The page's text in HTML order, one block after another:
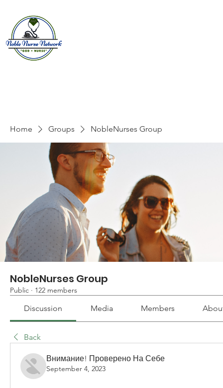
Home Groups NobleNurses Group
NobleNurses Group
Public · 122 members
Discussion Media Members
Back
Внимание! Проверено На Себе
September 4, 2023